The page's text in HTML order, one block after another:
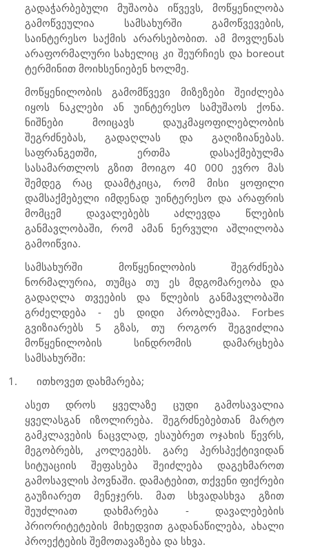
გადაჭარბებული მუშაობა იწვევს, მოწყენილობა
გამოწვეულია სამსახურში გამოწვევების,
საინტერესო საქმის არარსებობით. ამ მოვლენას
არაფორმალური სახელიც კი შეურჩიეს და boreout
ტერმინით მოიხსენიებენ ხოლმე.
მოწყენილობის გამომწვევი მიზეზები შეიძლება
იყოს ნაკლები ან უინტერესო სამუშაოს ქონა.
ნიშნები მოიცავს დაუკმაყოფილებლობის
შეგრძნებას, გადაღლას და გაღიზიანებას.
საფრანგეთში, ერთმა დასაქმებულმა
სასამართლოს გზით მოიგო 40 000 ევრო მას
შემდეგ რაც დაამტკიცა, რომ მისი ყოფილი
დამსაქმებელი იმდენად უინტერესო და არაფრის
მომცემ დავალებებს აძლევდა წლების
განმავლობაში, რომ ამან ნერვული აშლილობა
გამოიწვია.
სამსახურში მოწყენილობის შეგრძნება
ნორმალურია, თუმცა თუ ეს მდგომარეობა და
გადაღლა თვეების და წლების განმავლობაში
გრძელდება - ეს დიდი პრობლემაა. Forbes
გვიზიარებს 5 გზას, თუ როგორ შეგვიძლია
მოწყენილობის სინდრომის დამარცხება
სამსახურში:
1.
ითხოვეთ დახმარება;
ასეთ დროს ყველაზე ცუდი გამოსავალია
ყველასგან იზოლირება. შეგრძნებებთან მარტო
გამკლავების ნაცვლად, ესაუბრეთ ოჯახის წევრს,
მეგობრებს, კოლეგებს. გარე პერსპექტივიდან
სიტუაციის შეფასება შეიძლება დაგეხმაროთ
გამოსავლის პოვნაში. დამატებით, თქვენი ფიქრები
გაუზიარეთ მენეჯერს. მათ სხვადასხვა გზით
შეუძლიათ დახმარება - დავალებების
პრიორიტეტების მიხედვით გადანაწილება, ახალი
პროექტების შემოთავაზება და სხვა.